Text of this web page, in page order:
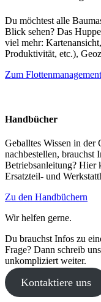
Du möchtest alle
Blick sehen? Das
viel mehr:
Produktivität, etc.),
Zum Flottenmanagement
Handbücher
Geballtes Wissen in der
nachbestellen,
Betriebsanleitung? Hier
Ersatzteil- und
Zu den Handbüchern
Wir helfen gerne.
Du brauchst Infos zu
Frage? Dann schreib
unkompliziert weiter.
Kontaktiere uns